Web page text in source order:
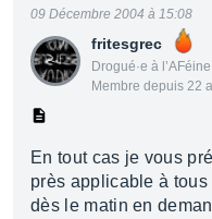
fritesgrec
Drogué·e à l’AFéine
Membre depuis 22
09 Décembre 2004 à 15:08
En tout cas je vous
près applicable à
dès le matin en